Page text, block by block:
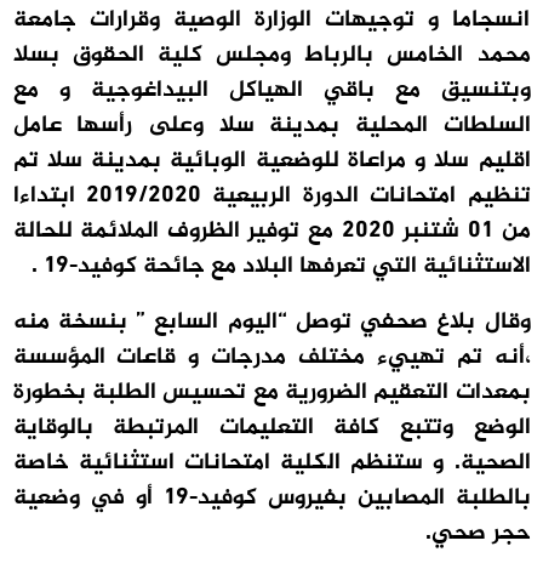
انسجاما و توجيهات الوزارة الوصية وقرارات جامعة
محمد الخامس بالرباط ومجلس كلية الحقوق بسلا
وبتنسيق مع باقي الهياكل البيداغوجية و مع
السلطات المحلية بمدينة سلا وعلى رأسها عامل
اقليم سلا و مراعاة للوضعية الوبائية بمدينة سلا تم
تنظيم امتحانات الدورة الربيعية 2019/2020 ابتداءا
من 01 شتنبر 2020 مع توفير الظروف الملائمة للحالة
الاستثنائية التي تعرفها البلاد مع جائحة كوفيد-19 .
وقال بلاغ صحفي توصل “اليوم السابع ” بنسخة منه
،أنه تم تهييء مختلف مدرجات و قاعات المؤسسة
بمعدات التعقيم الضرورية مع تحسيس الطلبة بخطورة
الوضع وتتبع كافة التعليمات المرتبطة بالوقاية
الصحية. و ستنظم الكلية امتحانات استثنائية خاصة
بالطلبة المصابين بفيروس كوفيد-19 أو في وضعية
حجر صحي.